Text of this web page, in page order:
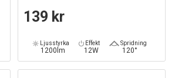
139 kr
Ljusstyrka
1200lm
Effekt
12W
Spridning
120°